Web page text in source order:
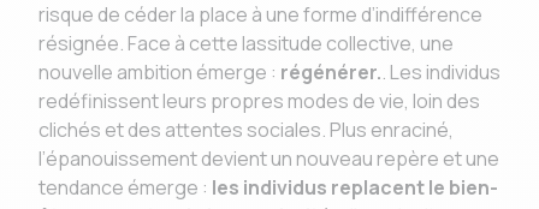
risque de céder la place à une forme d’indifférence
résignée. Face à cette lassitude collective, une
nouvelle ambition émerge : régénérer.. Les individus
redéfinissent leurs propres modes de vie, loin des
clichés et des attentes sociales. Plus enraciné,
l’épanouissement devient un nouveau repère et une
tendance émerge : les individus replacent le bien-